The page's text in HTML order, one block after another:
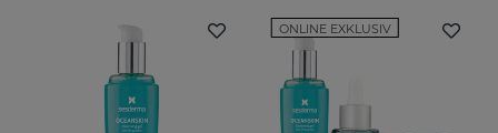
ONLINE EXKLUSIV